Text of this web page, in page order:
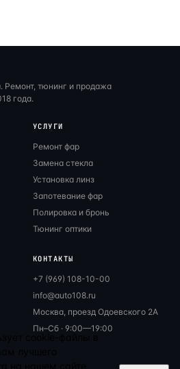
Ремонт, тюнинг и продажа
года.
УСЛУГИ
Ремонт фар
Замена стекла
Установка линз
Запотевание фар
Полировка и бронь
Тюнинг оптики
КОНТАКТЫ
+7 (969) 108-10-00
info@auto108.ru
Москва, проезд Одоевского 2А
Пн–Сб · 9:00—19:00
cookie-файлы в
лучшего
на нашем сайте.